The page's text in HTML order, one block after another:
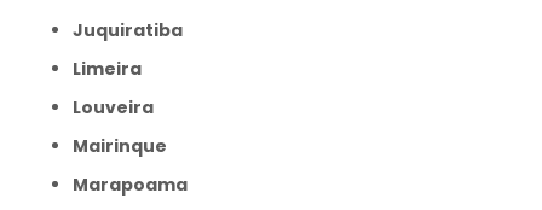
Juquiratiba
Limeira
Louveira
Mairinque
Marapoama